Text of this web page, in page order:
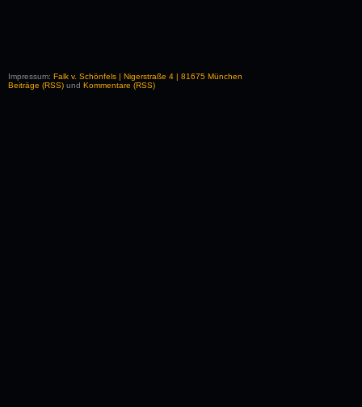
Impressum: Falk v. Schönfels | Nigerstraße 4 | 81675 München
Beiträge (RSS) und Kommentare (RSS)